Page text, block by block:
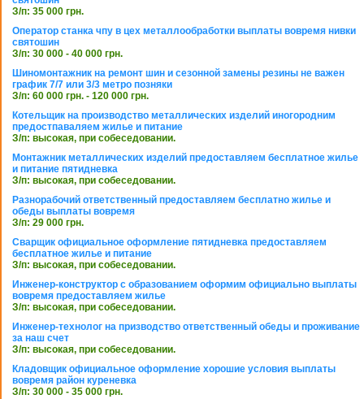
З/п: 35 000 грн.
Оператор станка чпу в цех металлообработки выплаты вовремя нивки
святошин
З/п: 30 000 - 40 000 грн.
Шиномонтажник на ремонт шин и сезонной замены резины не важен
график 7/7 или 3/3 метро позняки
З/п: 60 000 грн. - 120 000 грн.
Котельщик на производство металлических изделий иногородним
предостпаваляем жилье и питание
З/п: высокая, при собеседовании.
Монтажник металлических изделий предоставляем бесплатное жилье
и питание пятидневка
З/п: высокая, при собеседовании.
Разнорабочий ответственный предоставляем бесплатно жилье и
обеды выплаты вовремя
З/п: 29 000 грн.
Сварщик официальное оформление пятидневка предоставляем
бесплатное жилье и питание
З/п: высокая, при собеседовании.
Инженер-конструктор с образованием оформим официально выплаты
вовремя предоставляем жилье
З/п: высокая, при собеседовании.
Инженер-технолог на призводство ответственный обеды и проживание
за наш счет
З/п: высокая, при собеседовании.
Кладовщик официальное оформление хорошие условия выплаты
вовремя район куреневка
З/п: 30 000 - 35 000 грн.